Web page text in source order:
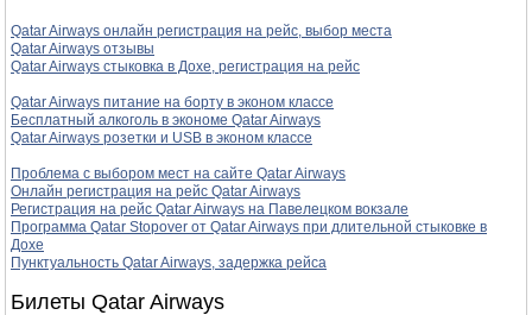
Qatar Airways онлайн регистрация на рейс, выбор места
Qatar Airways отзывы
Qatar Airways стыковка в Дохе, регистрация на рейс
Qatar Airways питание на борту в эконом классе
Бесплатный алкоголь в экономе Qatar Airways
Qatar Airways розетки и USB в эконом классе
Проблема с выбором мест на сайте Qatar Airways
Онлайн регистрация на рейс Qatar Airways
Регистрация на рейс Qatar Airways на Павелецком вокзале
Программа Qatar Stopover от Qatar Airways при длительной стыковке в
Дохе
Пунктуальность Qatar Airways, задержка рейса
Билеты Qatar Airways